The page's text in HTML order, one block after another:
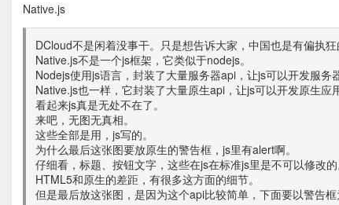
Native.js
DCloud不是闲着没事干。只是想告诉大家，中国也是有偏执狂
Native.js不是一个js框架，它类似于nodejs。
Nodejs使用js语言，封装了大量服务器api，让js可以开发服务
Native.js也一样，它封装了大量原生api，让js可以开发原生应用
看起来js真是无处不在了。
来吧，无图无真相。
这些全部是用，js写的。
为什么最后这张图要放原生的警告框，js里有alert啊。
仔细看，标题、按钮文字，这些在js在标准js里是不可以修改的
HTML5和原生的差距，有很多这方面的细节。
但是最后放这张图，是因为这个api比较简单，下面要以警告